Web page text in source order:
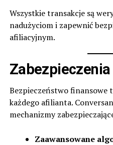
Wszystkie transakcje są
nadużyciom i zapewnić
afiliacyjnym.
Bezpieczeństwo finansowe
każdego afilianta.
mechanizmy
Zaawansowane